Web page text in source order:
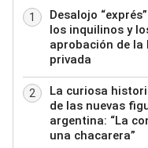
1
Desalojo
los inquilinos y
aprobación de la
privada
2
La curiosa
de las nuevas
argentina: “La
una chacarera”